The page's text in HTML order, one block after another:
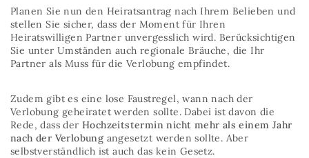
Planen Sie nun den Heiratsantrag nach Ihrem Belieben und
stellen Sie sicher, dass der Moment für Ihren
Heiratswilligen Partner unvergesslich wird. Berücksichtigen
Sie unter Umständen auch regionale Bräuche, die Ihr
Partner als Muss für die Verlobung empfindet.
Zudem gibt es eine lose Faustregel, wann nach der
Verlobung geheiratet werden sollte. Dabei ist davon die
Rede, dass derHochzeitstermin nicht mehr als einem Jahr
nach der Verlobung angesetzt werden sollte. Aber
selbstverständlich ist auch das kein Gesetz.